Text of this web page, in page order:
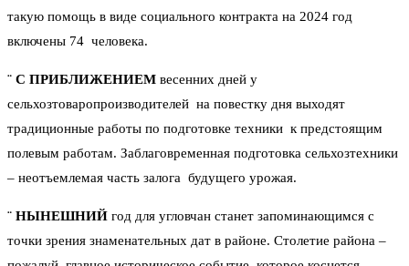
такую помощь в виде социального контракта на 2024 год
включены 74 человека.
¨ С ПРИБЛИЖЕНИЕМ весенних дней у
сельхозтоваропроизводителей на повестку дня выходят
традиционные работы по подготовке техники к предстоящим
полевым работам. Заблаговременная подготовка сельхозтехники
– неотъемлемая часть залога будущего урожая.
¨ НЫНЕШНИЙ год для угловчан станет запоминающимся с
точки зрения знаменательных дат в районе. Столетие района –